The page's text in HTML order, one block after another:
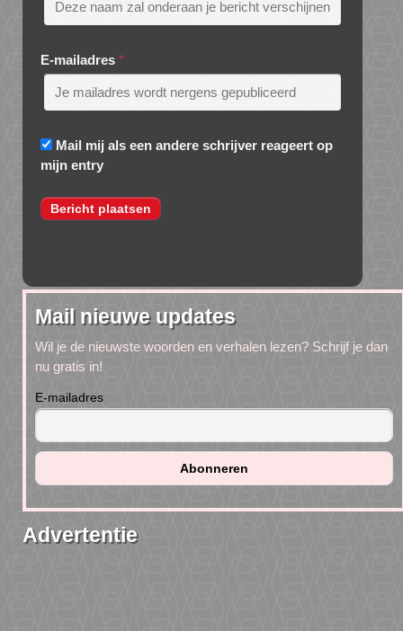
E-mailadres *
Mail mij als een andere schrijver reageert op
mijn entry
Mail nieuwe updates
Wil je de nieuwste woorden en verhalen lezen? Schrijf je dan
nu gratis in!
E-mailadres
Advertentie